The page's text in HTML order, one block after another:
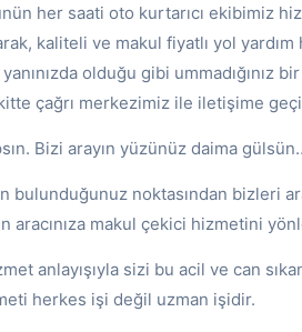
her saati oto kurtarıcı ekibimiz
kaliteli ve makul fiyatlı yol yardım
olduğu gibi ummadığınız bir
çağrı merkezimiz ile iletişime
Bizi arayın yüzünüz daima
noktasından bizleri
makul çekici hizmetini
anlayışıyla sizi bu acil ve can
herkes işi değil uzman işidir.